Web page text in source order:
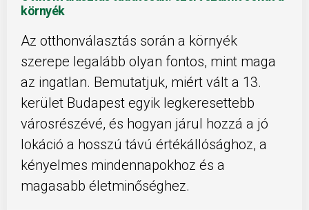
környék
Az otthonválasztás során a környék
szerepe legalább olyan fontos, mint maga
az ingatlan. Bemutatjuk, miért vált a 13.
kerület Budapest egyik legkeresettebb
városrészévé, és hogyan járul hozzá a jó
lokáció a hosszú távú értékállósághoz, a
kényelmes mindennapokhoz és a
magasabb életminőséghez.